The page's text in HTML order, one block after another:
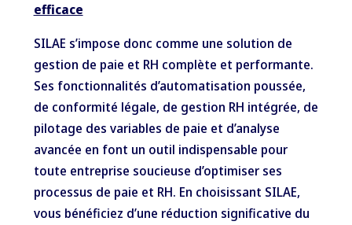
efficace
SILAE s’impose donc comme une solution de
gestion de paie et RH complète et performante.
Ses fonctionnalités d’automatisation poussée,
de conformité légale, de gestion RH intégrée, de
pilotage des variables de paie et d’analyse
avancée en font un outil indispensable pour
toute entreprise soucieuse d’optimiser ses
processus de paie et RH. En choisissant SILAE,
vous bénéficiez d’une réduction significative du